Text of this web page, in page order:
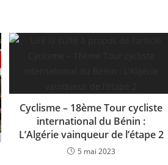
Cyclisme – 18ème Tour cycliste
international du Bénin :
L’Algérie vainqueur de l’étape 2
5 mai 2023